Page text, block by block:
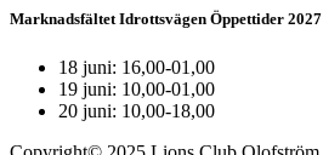
Marknadsfältet Idrottsvägen Öppettider 2027
18 juni: 16,00-01,00
19 juni: 10,00-01,00
20 juni: 10,00-18,00